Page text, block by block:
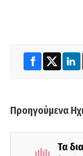
Προηγούμενα
Τα